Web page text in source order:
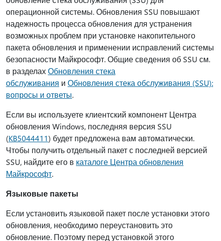
операционной системы. Обновления SSU повышают
надежность процесса обновления для устранения
возможных проблем при установке накопительного
пакета обновления и применении исправлений системы
безопасности Майкрософт. Общие сведения об SSU см.
в разделахОбновления стека
обслуживания и Обновления стека обслуживания (SSU):
вопросы и ответы.
Если вы используете клиентский компонент Центра
обновления Windows, последняя версия SSU
(KB5044411) будет предложена вам автоматически.
Чтобы получить отдельный пакет с последней версией
SSU, найдите его в каталоге Центра обновления
Майкрософт.
Языковые пакеты
Если установить языковой пакет после установки этого
обновления, необходимо переустановить это
обновление. Поэтому перед установкой этого